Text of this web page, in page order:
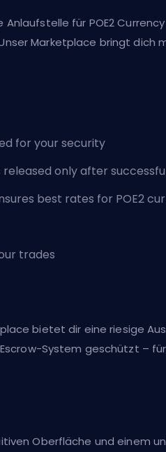
für POE2
Marketplace bringt dich
for your security
only after
best rates for POE2
trades
bietet dir eine riesige
System geschützt –
Oberfläche und einem